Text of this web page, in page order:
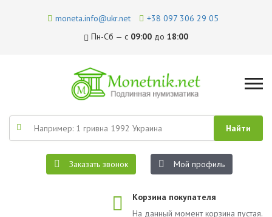
moneta.info@ukr.net
+38 097 306 29 05
Пн-Сб — с 09:00 до 18:00
Заказать звонок Мой профиль
Корзина покупателя
На данный момент корзина пустая.